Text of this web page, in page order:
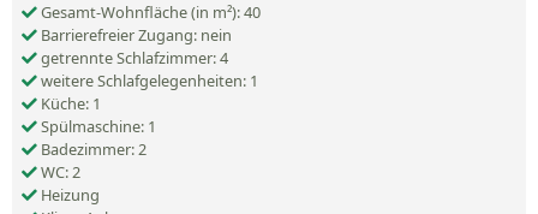
Gesamt-Wohnfläche (in m²): 40
Barrierefreier Zugang: nein
getrennte Schlafzimmer: 4
weitere Schlafgelegenheiten: 1
Küche: 1
Spülmaschine: 1
Badezimmer: 2
WC: 2
Heizung